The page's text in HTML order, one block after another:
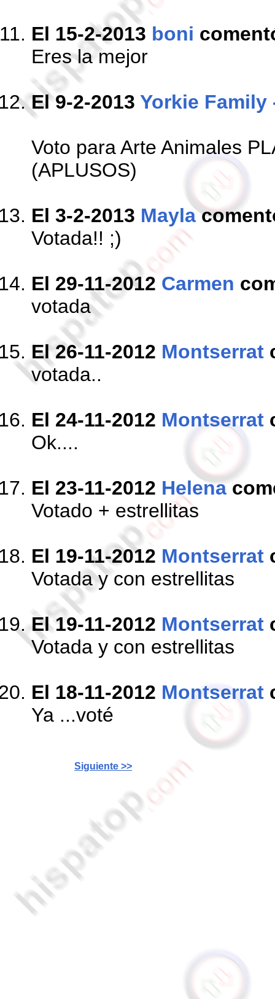
El 15-2-2013 boni
Eres la mejor
El 9-2-2013 Yorkie Family
Voto para Arte Animales
(APLUSOS)
El 3-2-2013 Mayla
Votada!! ;)
El 29-11-2012 Carmen
votada
El 26-11-2012 Montserrat
votada..
El 24-11-2012 Montserrat
Ok....
El 23-11-2012 Helena
Votado + estrellitas
El 19-11-2012 Montserrat
Votada y con estrellitas
El 19-11-2012 Montserrat
Votada y con estrellitas
El 18-11-2012 Montserrat
Ya ...voté
Siguiente >>